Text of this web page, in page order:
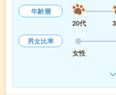
年齢層
20代
男女比率
女性